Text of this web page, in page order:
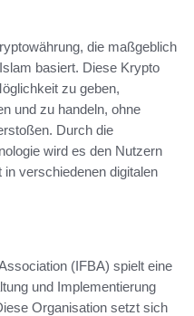
die maßgeblich
basiert. Diese Krypto
zu geben,
und zu handeln, ohne
Durch die
wird es den Nutzern
verschiedenen digitalen
(IFBA) spielt eine
und Implementierung
Organisation setzt sich